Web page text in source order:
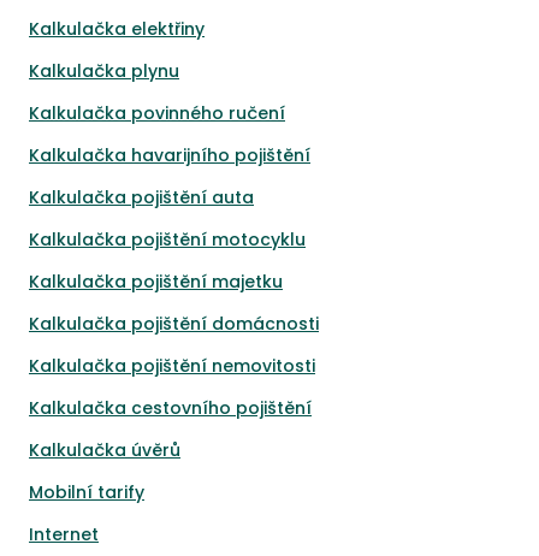
Kalkulačka elektřiny
Kalkulačka plynu
Kalkulačka povinného ručení
Kalkulačka havarijního pojištění
Kalkulačka pojištění auta
Kalkulačka pojištění motocyklu
Kalkulačka pojištění majetku
Kalkulačka pojištění domácnosti
Kalkulačka pojištění nemovitosti
Kalkulačka cestovního pojištění
Kalkulačka úvěrů
Mobilní tarify
Internet